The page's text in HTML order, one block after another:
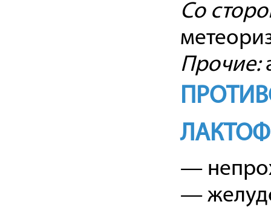
Со
Прочие:
—
—